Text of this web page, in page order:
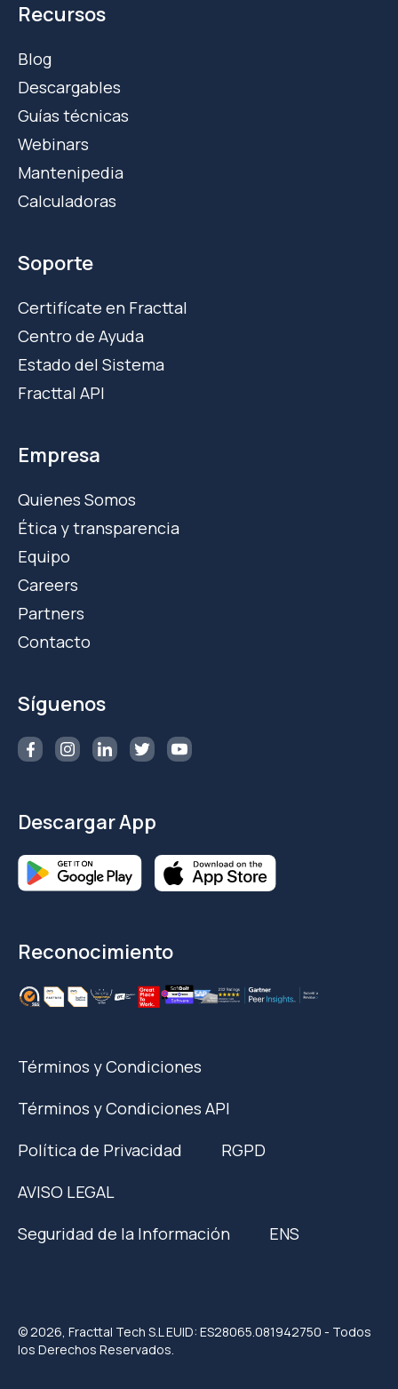
Recursos
Blog
Descargables
Guías técnicas
Webinars
Mantenipedia
Calculadoras
Soporte
Certifícate en Fracttal
Centro de Ayuda
Estado del Sistema
Fracttal API
Empresa
Quienes Somos
Ética y transparencia
Equipo
Careers
Partners
Contacto
Síguenos
Descargar App
Reconocimiento
Términos y Condiciones
Términos y Condiciones API
Política de Privacidad
RGPD
AVISO LEGAL
Seguridad de la Información
ENS
© 2026, Fracttal Tech S.L EUID: ES28065.081942750 - Todos
los Derechos Reservados.